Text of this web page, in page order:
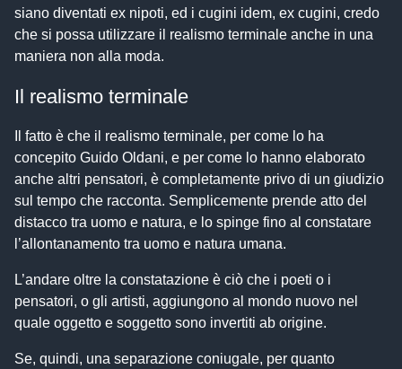
siano diventati ex nipoti, ed i cugini idem, ex cugini, credo
che si possa utilizzare il realismo terminale anche in una
maniera non alla moda.
Il realismo terminale
Il fatto è che il realismo terminale, per come lo ha
concepito Guido Oldani, e per come lo hanno elaborato
anche altri pensatori, è completamente privo di un giudizio
sul tempo che racconta. Semplicemente prende atto del
distacco tra uomo e natura, e lo spinge fino al constatare
l’allontanamento tra uomo e natura umana.
L’andare oltre la constatazione è ciò che i poeti o i
pensatori, o gli artisti, aggiungono al mondo nuovo nel
quale oggetto e soggetto sono invertiti ab origine.
Se, quindi, una separazione coniugale, per quanto